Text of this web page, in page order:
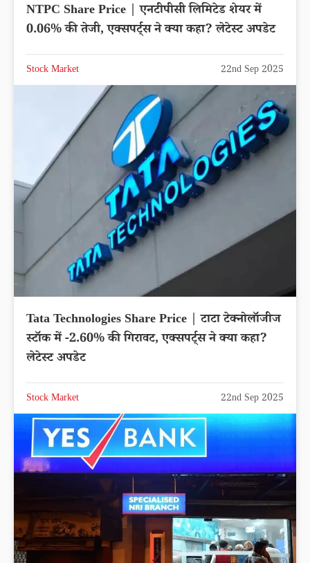
NTPC Share Price | एनटीपीसी लिमिटेड शेयर में
0.06% की तेजी, एक्सपर्ट्स ने क्या कहा? लेटेस्ट अपडेट
Stock Market 22nd Sep 2025
Tata Technologies Share Price | टाटा टेक्नोलॉजीज
स्टॉक में -2.60% की गिरावट, एक्सपर्ट्स ने क्या कहा?
लेटेस्ट अपडेट
Stock Market 22nd Sep 2025